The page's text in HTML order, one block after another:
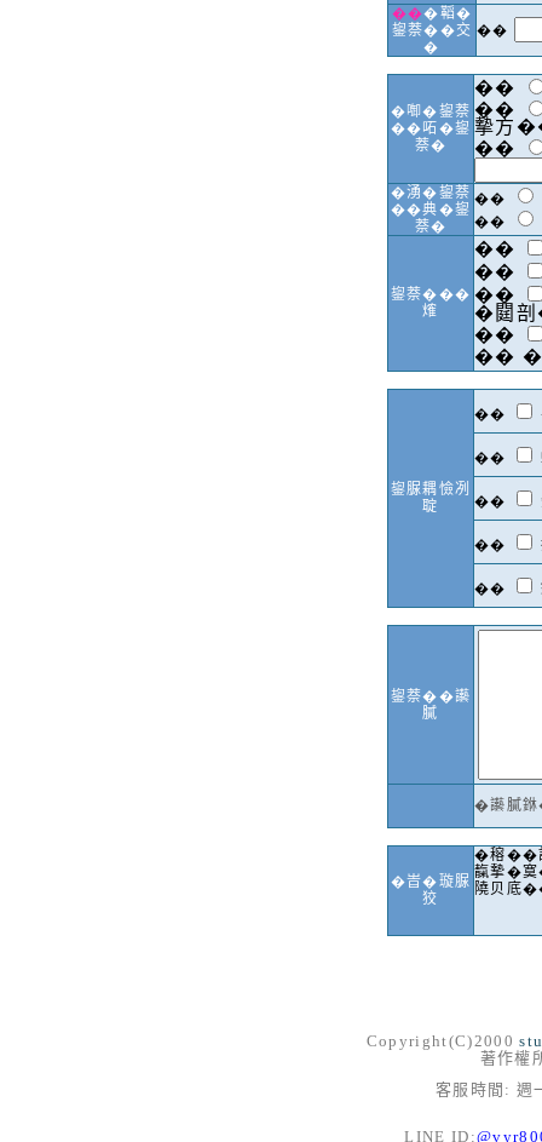
���鞱�
鋆萘��交
�
��
�啣�鋆萘
��𠰴�鋆
萘�
��
��
摰方
��
�湧�鋆萘
��典�鋆
萘�
��
��
鋆萘���
𤌍
��
��
��
�閮
��
��
鋆脲耦憸冽
聢
��
��
��
��
��
鋆萘��讛
膩
�讛膩
�峕�璇脲
狡
�穃��
靝摯�寞
隢贝底
Copyright(C)2000
著作權
客服時間: 週
LINE ID: